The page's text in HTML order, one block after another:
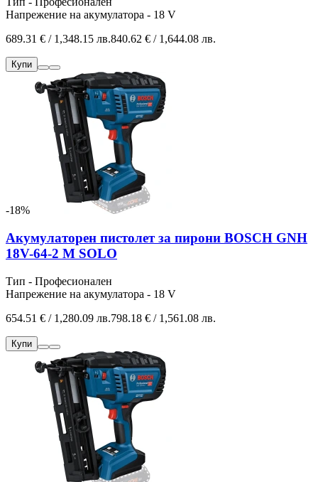
Напрежение на акумулатора - 18 V
689.31 € / 1,348.15 лв.840.62 € / 1,644.08 лв.
Купи
-18%
Акумулаторен пистолет за пирони BOSCH GNH
18V-64-2 M SOLO
Тип - Професионален
Напрежение на акумулатора - 18 V
654.51 € / 1,280.09 лв.798.18 € / 1,561.08 лв.
Купи